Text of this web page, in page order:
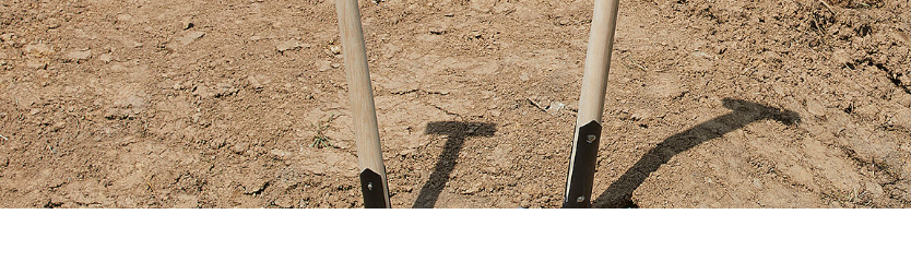
Einverständnis-Cookie
Name:
cookie_consent
Zweck:
Dieser Cookie speichert die
ausgewählten Einverständnis-
Optionen des Benutzers